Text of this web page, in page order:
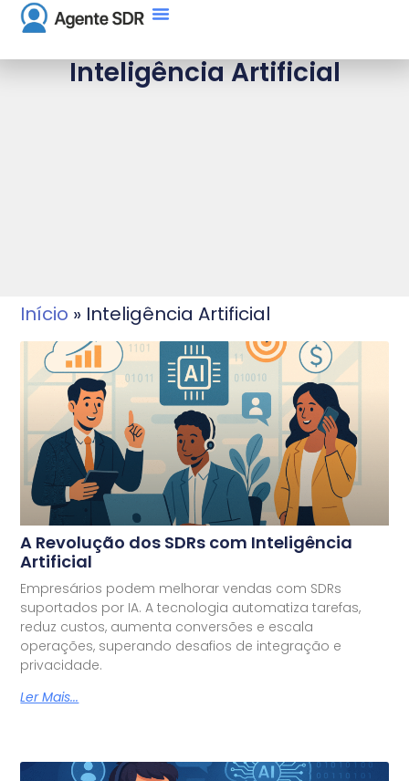
Inteligência Artificial
Início » Inteligência Artificial
A Revolução dos SDRs com Inteligência
Artificial
Empresários podem melhorar vendas com SDRs
suportados por IA. A tecnologia automatiza tarefas,
reduz custos, aumenta conversões e escala
operações, superando desafios de integração e
privacidade.
Ler Mais...